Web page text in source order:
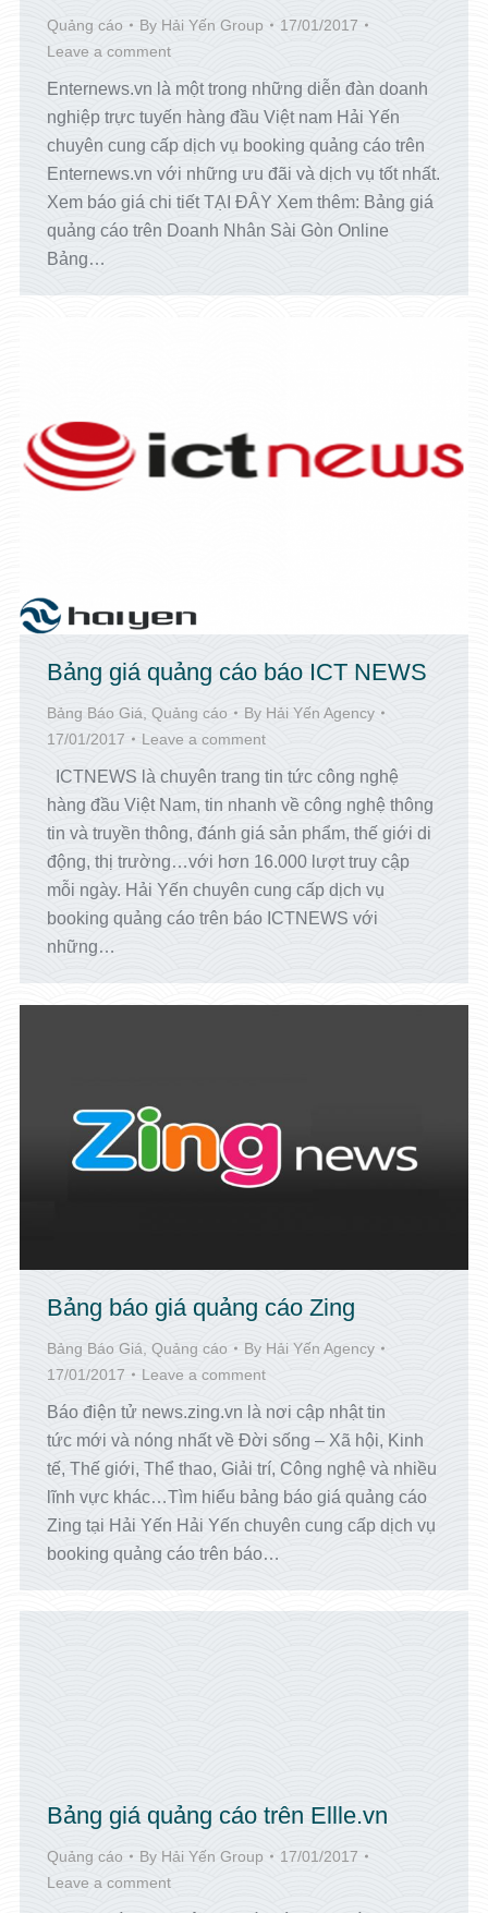
Quảng cáo By Hải Yến Group
17/01/2017
Leave a comment
Enternews.vn là một trong những diễn đàn doanh
nghiệp trực tuyến hàng đầu Việt nam Hải Yến
chuyên cung cấp dịch vụ booking quảng cáo trên
Enternews.vn với những ưu đãi và dịch vụ tốt nhất.
Xem báo giá chi tiết TẠI ĐÂY Xem thêm: Bảng giá
quảng cáo trên Doanh Nhân Sài Gòn Online
Bảng…
Bảng giá quảng cáo báo ICT NEWS
Bảng Báo Giá Quảng cáo By Hải Yến Agency
17/01/2017
Leave a comment
ICTNEWS là chuyên trang tin tức công nghệ
hàng đầu Việt Nam, tin nhanh về công nghệ thông
tin và truyền thông, đánh giá sản phẩm, thế giới di
động, thị trường…với hơn 16.000 lượt truy cập
mỗi ngày. Hải Yến chuyên cung cấp dịch vụ
booking quảng cáo trên báo ICTNEWS với
những…
Bảng báo giá quảng cáo Zing
Bảng Báo Giá Quảng cáo By Hải Yến Agency
17/01/2017
Leave a comment
Báo điện tử news.zing.vn là nơi cập nhật tin
tức mới và nóng nhất về Đời sống – Xã hội, Kinh
tế, Thế giới, Thể thao, Giải trí, Công nghệ và nhiều
lĩnh vực khác…Tìm hiểu bảng báo giá quảng cáo
Zing tại Hải Yến Hải Yến chuyên cung cấp dịch vụ
booking quảng cáo trên báo…
Bảng giá quảng cáo trên Ellle.vn
Quảng cáo By Hải Yến Group
17/01/2017
Leave a comment